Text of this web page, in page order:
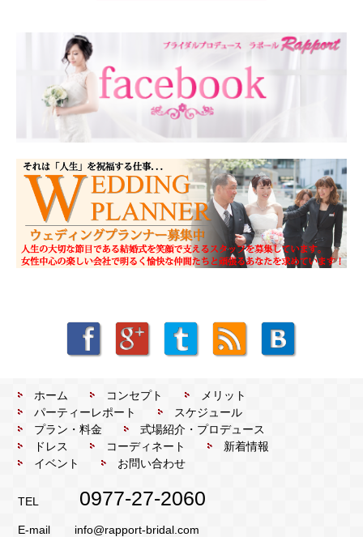
ホーム コンセプト
メリット
パーティーレポート
スケジュール
プラン・料金
式場紹介・プロデュース
ドレス
コーディネート
新着情報
イベント
お問い合わせ
TEL 0977-27-2060
E-mail
info@rapport-bridal.com